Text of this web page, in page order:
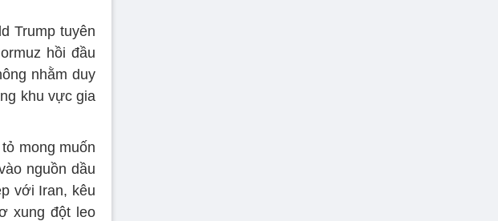
Trump tuyên
hồi đầu
nhằm duy
khu vực gia
mong muốn
nguồn dầu
với Iran, kêu
xung đột leo